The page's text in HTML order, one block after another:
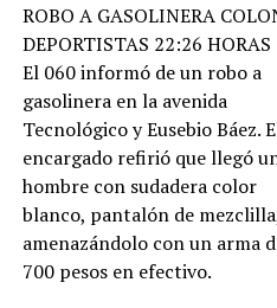
ROBO A GASOLINERA
DEPORTISTAS 22:26 HORAS
El 060 informó de un robo a
gasolinera en la avenida
Tecnológico y Eusebio Báez.
encargado refirió que llegó
hombre con sudadera color
blanco, pantalón de
amenazándolo con un arma
700 pesos en efectivo.